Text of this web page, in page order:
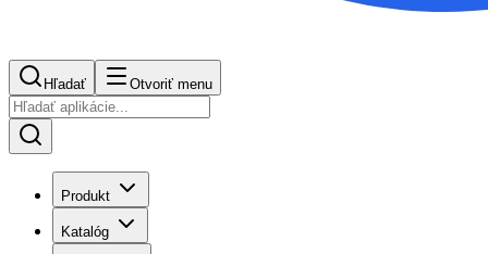
Hľadať Otvoriť menu
Produkt
Katalóg